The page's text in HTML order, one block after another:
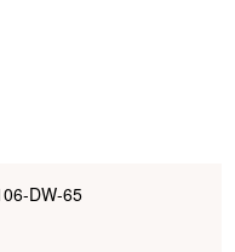
DW-65